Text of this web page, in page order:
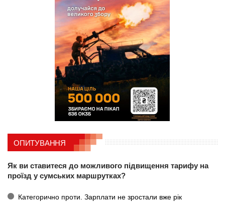
ОПИТУВАННЯ
Як ви ставитеся до можливого підвищення тарифу на
проїзд у сумських маршрутках?
Категорично проти. Зарплати не зростали вже рік